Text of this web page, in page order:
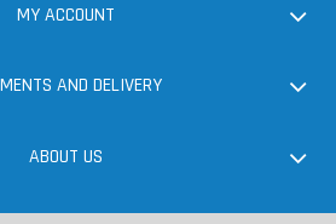
MY ACCOUNT
AND DELIVERY
ABOUT US